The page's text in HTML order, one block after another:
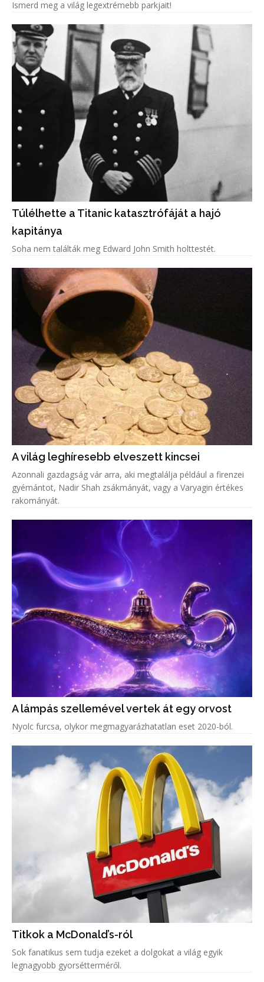
Ismerd meg a világ legextrémebb parkjait!
Túlélhette a Titanic katasztrófáját a hajó
kapitánya
Soha nem találták meg Edward John Smith holttestét.
A világ leghíresebb elveszett kincsei
Azonnali gazdagság vár arra, aki megtalálja például a firenzei
gyémántot, Nadir Shah zsákmányát, vagy a Varyagin értékes
rakományát.
A lámpás szellemével vertek át egy orvost
Nyolc furcsa, olykor megmagyarázhatatlan eset 2020-ból.
Titkok a McDonald’s-ról
Sok fanatikus sem tudja ezeket a dolgokat a világ egyik
legnagyobb gyorsétterméről.